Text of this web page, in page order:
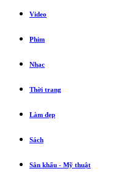
Video
Phim
Nhạc
Thời trang
Làm đẹp
Sách
Sân khấu - Mỹ thuật